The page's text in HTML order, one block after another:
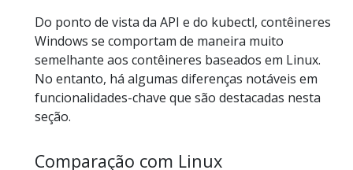
Do ponto de vista da API e do kubectl, contêineres
Windows se comportam de maneira muito
semelhante aos contêineres baseados em Linux.
No entanto, há algumas diferenças notáveis em
funcionalidades-chave que são destacadas nesta
seção.
Comparação com Linux